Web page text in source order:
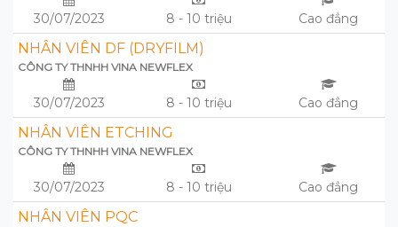
30/07/2023 8 - 10 triệu Cao đẳng
NHÂN VIÊN DF (DRYFILM)
CÔNG TY THNHH VINA NEWFLEX
30/07/2023 8 - 10 triệu Cao đẳng
NHÂN VIÊN ETCHING
CÔNG TY THNHH VINA NEWFLEX
30/07/2023 8 - 10 triệu Cao đẳng
NHÂN VIÊN PQC